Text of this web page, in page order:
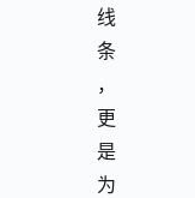
线
条
，
更
是
为